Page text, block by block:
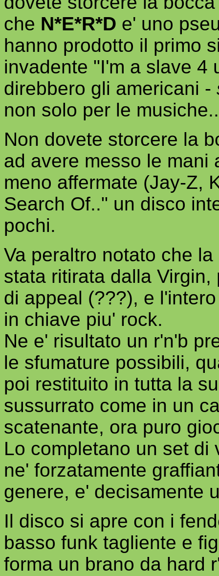
che N*E*R*D e' uno
hanno prodotto il primo
invadente "I'm a slave 4
direbbero gli americani -
non solo per le
Non dovete storcere la
ad avere messo le mani
meno affermate (Jay-Z,
Search Of.." un disco
pochi.
Va peraltro notato che
stata ritirata dalla
di appeal (???), e
in chiave piu' rock.
Ne e' risultato un r'n'b
le sfumature possibili,
poi restituito in tutta la
sussurrato come in un
scatenante, ora puro
Lo completano un set di
ne' forzatamente
genere, e' decisamente
Il disco si apre con i
basso funk tagliente e
forma un brano da hard